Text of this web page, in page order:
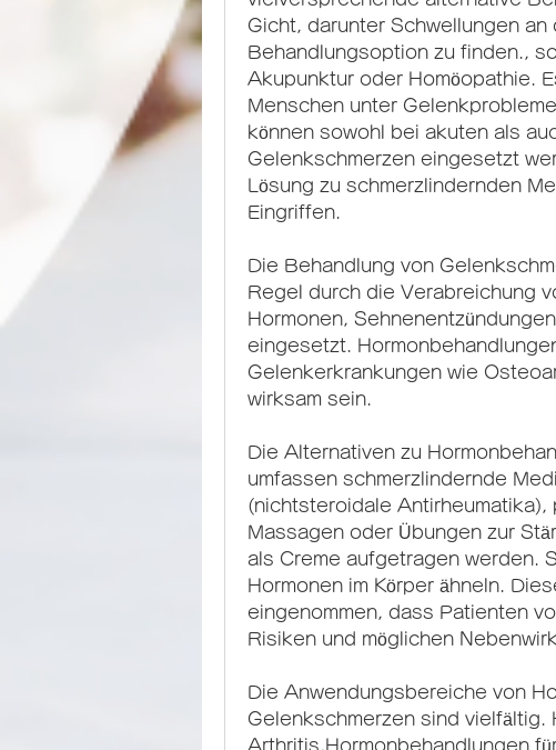
Gicht, darunter Schwellungen
Behandlungsoption zu finden.,
Akupunktur oder Homöopathie.
Menschen unter
können sowohl bei akuten als
Gelenkschmerzen eingesetzt
Lösung zu schmerzlindernden
Eingriffen.
Die Behandlung von
Regel durch die Verabreichung
Hormonen,
eingesetzt.
Gelenkerkrankungen wie
wirksam sein.
Die Alternativen zu
umfassen schmerzlindernde
(nichtsteroidale Antirheumatika),
Massagen oder Übungen zur
als Creme aufgetragen werden.
Hormonen im Körper ähneln.
eingenommen, dass Patienten
Risiken und möglichen
Die Anwendungsbereiche von
Gelenkschmerzen sind vielfältig.
Arthritis,Hormonbehandlungen